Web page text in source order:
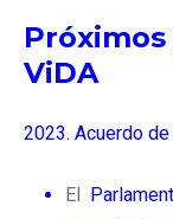
ViDA
2023. Acuerdo
El